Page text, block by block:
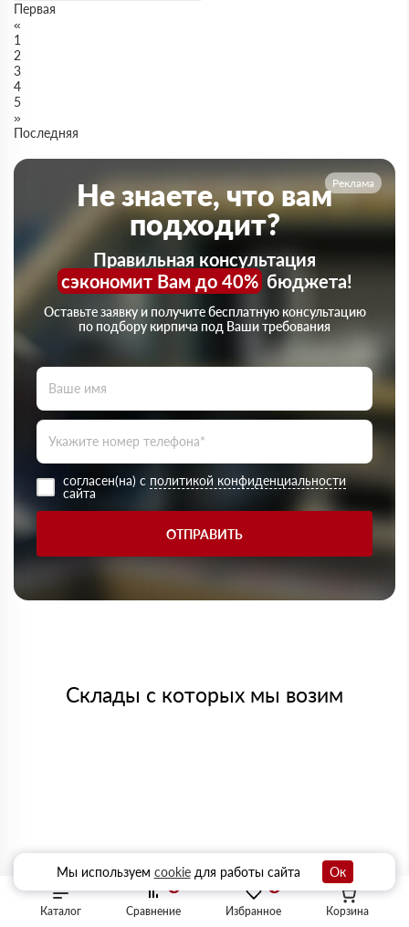
Каталог Избранное
Сравнение Корзина
Первая
«
1
2
3
4
5
»
Последняя
Реклама
Не знаете, что вам
подходит?
Правильная консультация
сэкономит Вам до 40%бюджета!
Оставьте заявку и получите бесплатную консультацию
по подбору кирпича под Ваши требования
согласен(на) с политикой конфиденциальности
сайта
ОТПРАВИТЬ
Склады с которых мы возим
Мы используем cookieдля работы сайта Ок